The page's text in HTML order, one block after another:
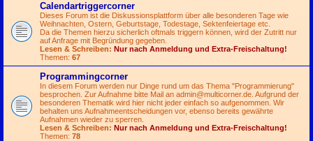
Calendartriggercorner
Dieses Forum ist die Diskussionsplattform über alle besonderen Tage wie
Weihnachten, Ostern, Geburtstage, Todestage, Sektenfeiertage etc.
Da die Themen hierzu sicherlich oftmals triggern können, wird der Zutritt nur
auf Anfrage mit Begründung gegeben.
Lesen & Schreiben: Nur nach Anmeldung und Extra-Freischaltung!
Themen: 67
Programmingcorner
In diesem Forum werden nur Dinge rund um das Thema "Programmierung"
besprochen. Zur Aufnahme bitte Mail an admin@multicorner.de . Aufgrund der
besonderen Thematik wird hier nicht jeder einfach so aufgenommen. Wir
behalten uns Aufnahmeentscheidungen vor, ebenso bereits gewährte
Aufnahmen wieder zu sperren.
Lesen & Schreiben: Nur nach Anmeldung und Extra-Freischaltung!
Themen: 78